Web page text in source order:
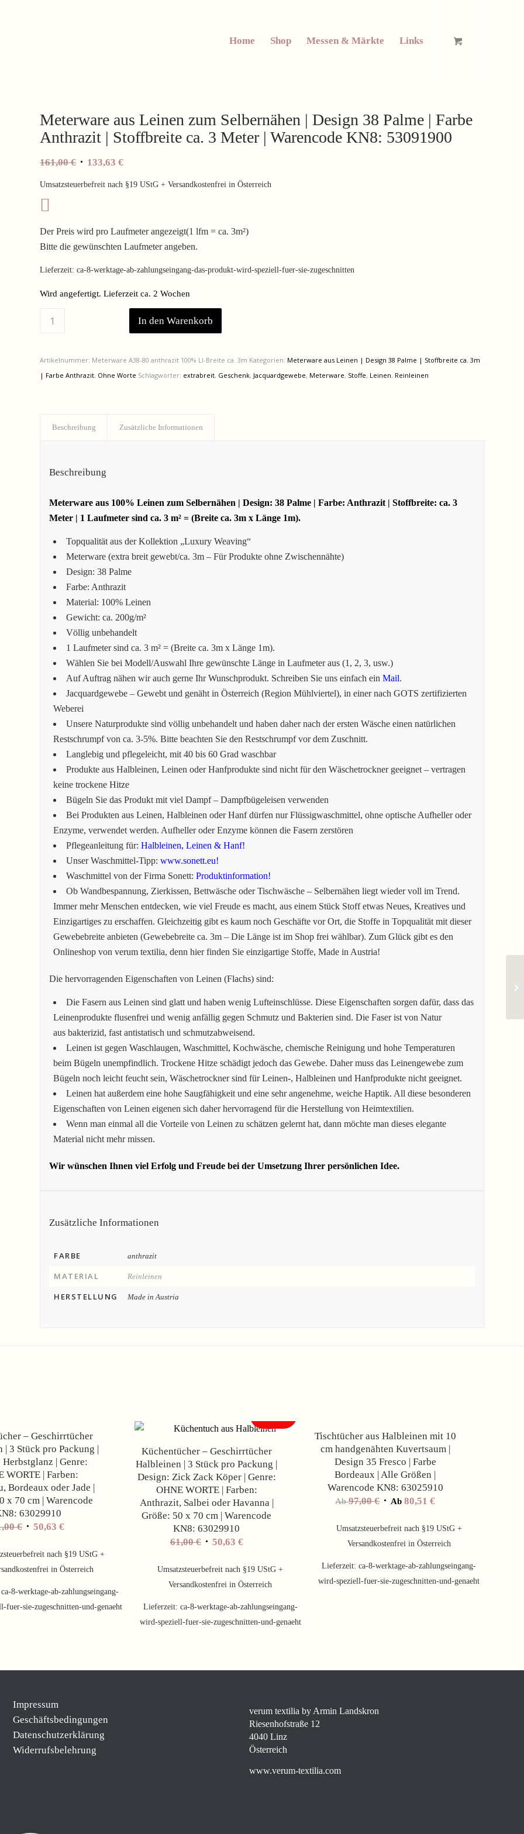
Home Shop Messen & Märkte Links
Meterware aus Leinen zum Selbernähen | Design 38 Palme | Farbe
Anthrazit | Stoffbreite ca. 3 Meter | Warencode KN8: 53091900
161,00€ Ursprünglicher
war:
133,63€
ist:
Umsatzsteuerbefreit nach §19 UStG + Versandkostenfrei in Österreich
Der Preis wird pro Laufmeter angezeigt(1 lfm = ca. 3m²)
Bitte die gewünschten Laufmeter angeben.
Lieferzeit:ca-8-werktage-ab-zahlungseingang-das-produkt-wird-speziell-fuer-sie-zugeschnitten
Wird angefertigt. Lieferzeit ca. 2 Wochen
In den Warenkorb
Artikelnummer: Meterware A38-80 anthrazit 100% LI-Breite ca. 3m Kategorien: Meterware aus Leinen | Design 38 Palme | Stoffbreite ca. 3m
| Farbe Anthrazit, Ohne Worte Schlagwörter: extrabreit, Geschenk, Jacquardgewebe, Meterware, Stoffe, Leinen, Reinleinen
Beschreibung Zusätzliche Informationen
Beschreibung
Meterware aus 100% Leinen zum Selbernähen | Design: 38 Palme | Farbe: Anthrazit | Stoffbreite: ca. 3
Meter | 1 Laufmeter sind ca. 3 m² = (Breite ca. 3m x Länge 1m).
Topqualität aus der Kollektion „Luxury Weaving“
Meterware (extra breit gewebt/ca. 3m – Für Produkte ohne Zwischennähte)
Design: 38 Palme
Farbe: Anthrazit
Material: 100% Leinen
Gewicht: ca. 200g/m²
Völlig unbehandelt
1 Laufmeter sind ca. 3 m² = (Breite ca. 3m x Länge 1m).
Wählen Sie bei Modell/Auswahl Ihre gewünschte Länge in Laufmeter aus (1, 2, 3, usw.)
Auf Auftrag nähen wir auch gerne Ihr Wunschprodukt. Schreiben Sie uns einfach einMail.
Jacquardgewebe – Gewebt und genäht in Österreich (Region Mühlviertel), in einer nach GOTS zertifizierten
Weberei
Unsere Naturprodukte sind völlig unbehandelt und haben daher nach der ersten Wäsche einen natürlichen
Restschrumpf von ca. 3-5%. Bitte beachten Sie den Restschrumpf vor dem Zuschnitt.
Langlebig und pflegeleicht, mit 40 bis 60 Grad waschbar
Produkte aus Halbleinen, Leinen oder Hanfprodukte sind nicht für den Wäschetrockner geeignet – vertragen
keine trockene Hitze
Bügeln Sie das Produkt mit viel Dampf – Dampfbügeleisen verwenden
Bei Produkten aus Leinen, Halbleinen oder Hanf dürfen nur Flüssigwaschmittel, ohne optische Aufheller oder
Enzyme, verwendet werden. Aufheller oder Enzyme können die Fasern zerstören
Pflegeanleitung für:Halbleinen, Leinen & Hanf!
Unser Waschmittel-Tipp:www.sonett.eu!
Waschmittel von der Firma Sonett:Produktinformation!
Ob Wandbespannung, Zierkissen, Bettwäsche oder Tischwäsche – Selbernähen liegt wieder voll im Trend.
Immer mehr Menschen entdecken, wie viel Freude es macht, aus einem Stück Stoff etwas Neues, Kreatives und
Einzigartiges zu erschaffen. Gleichzeitig gibt es kaum noch Geschäfte vor Ort, die Stoffe in Topqualität mit dieser
Gewebebreite anbieten (Gewebebreite ca. 3m – Die Länge ist im Shop frei wählbar). Zum Glück gibt es den
Onlineshop von verum textilia, denn hier finden Sie einzigartige Stoffe, Made in Austria!
Die hervorragenden Eigenschaften von Leinen (Flachs) sind:
Die Fasern aus Leinen sind glatt und haben wenig Lufteinschlüsse. Diese Eigenschaften sorgen dafür, dass das
Leinenprodukte flusenfrei und wenig anfällig gegen Schmutz und Bakterien sind. Die Faser ist von Natur
aus bakterizid, fast antistatisch und schmutzabweisend.
Leinen ist gegen Waschlaugen, Waschmittel, Kochwäsche, chemische Reinigung und hohe Temperaturen
beim Bügeln unempfindlich. Trockene Hitze schädigt jedoch das Gewebe. Daher muss das Leinengewebe zum
Bügeln noch leicht feucht sein, Wäschetrockner sind für Leinen-, Halbleinen und Hanfprodukte nicht geeignet.
Leinen hat außerdem eine hohe Saugfähigkeit und eine sehr angenehme, weiche Haptik. All diese besonderen
Eigenschaften von Leinen eigenen sich daher hervorragend für die Herstellung von Heimtextilien.
Wenn man einmal all die Vorteile von Leinen zu schätzen gelernt hat, dann möchte man dieses elegante
Material nicht mehr missen.
Wir wünschen Ihnen viel Erfolg und Freude bei der Umsetzung Ihrer persönlichen Idee.
Zusätzliche Informationen
FARBE anthrazit
MATERIAL Reinleinen
HERSTELLUNG Made in Austria
– Geschirrtücher
3 Stück pro Packung |
| Genre:
WORTE | Farben:
Bordeaux oder Jade |
x 70 cm | Warencode
63029910
€ 50,63€
nach §19 UStG +
in Österreich
ca-8-werktage-ab-zahlungseingang-
fuer-sie-zugeschnitten-und-genaeht
Küchentücher – Geschirrtücher
Halbleinen | 3 Stück pro Packung |
Design: Zick Zack Köper | Genre:
OHNE WORTE | Farben:
Anthrazit, Salbei oder Havanna |
Größe: 50 x 70 cm | Warencode
KN8: 63029910
61,00€ 50,63 €
Umsatzsteuerbefreit nach §19 UStG +
Versandkostenfrei in Österreich
Lieferzeit: ca-8-werktage-ab-zahlungseingang-
wird-speziell-fuer-sie-zugeschnitten-und-genaeht
Tischtücher aus Halbleinen mit 10
cm handgenähten Kuvertsaum |
Design 35 Fresco | Farbe
Bordeaux | Alle Größen |
Warencode KN8: 63025910
Ab97,00€ Ab80,51€
Umsatzsteuerbefreit nach §19 UStG +
Versandkostenfrei in Österreich
Lieferzeit:ca-8-werktage-ab-zahlungseingang-
wird-speziell-fuer-sie-zugeschnitten-und-genaeht
Impressum
Geschäftsbedingungen
Datenschutzerklärung
Widerrufsbelehrung
verum textilia by Armin Landskron
Riesenhofstraße 12
4040 Linz
Österreich
www.verum-textilia.com